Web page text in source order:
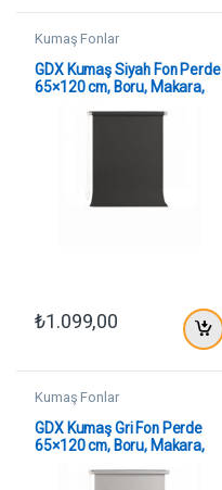
Kumaş Fonlar
GDX Kumaş Siyah Fon Perde
65×120 cm, Boru, Makara,
₺1.099,00
Kumaş Fonlar
GDX Kumaş Gri Fon Perde
65×120 cm, Boru, Makara,